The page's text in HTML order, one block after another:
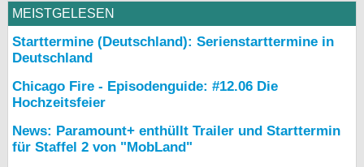
MEISTGELESEN
Starttermine (Deutschland): Serienstarttermine in
Deutschland
Chicago Fire - Episodenguide: #12.06 Die
Hochzeitsfeier
News: Paramount+ enthüllt Trailer und Starttermin
für Staffel 2 von "MobLand"